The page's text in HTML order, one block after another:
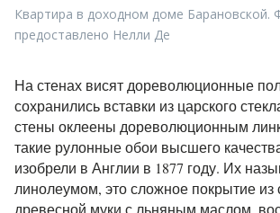
Квартира в доходном доме Барановской.
предоставлено Нелли Де
На стенах висят дореволюционные
сохранились вставки из царского
стены оклеены дореволюционным
такие рулонные обои высшего
изобрели в Англии в 1877 году. Их
линолеумом, это сложное покрытие из
древесной муки с льняным маслом,